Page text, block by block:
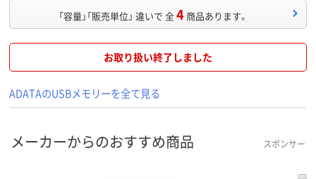
「容量」「販売単位」 違いで 全4 商品あります。
お取り扱い終了しました
ADATAのUSBメモリーを全て見る
メーカーからのおすすめ商品 スポンサー